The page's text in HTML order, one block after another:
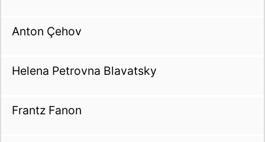
Anton Çehov
Helena Petrovna Blavatsky
Frantz Fanon